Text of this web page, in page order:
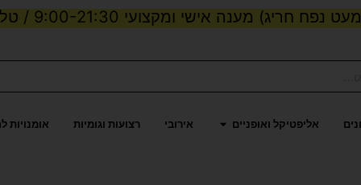
נפח חריג) מענה אישי ומקצועי 9:00-21:30 / טלפון:
וכוחאליפטיקל ואופניים פתח אליפטיקל ואופניים
אירובי רצועות וגומיות אומנויות